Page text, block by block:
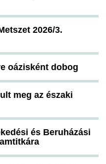
2026/3.
oázisként dobog
meg az északi
és Beruházási